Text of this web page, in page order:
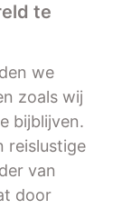
te
we
zoals wij
bijblijven.
reislustige
van
door